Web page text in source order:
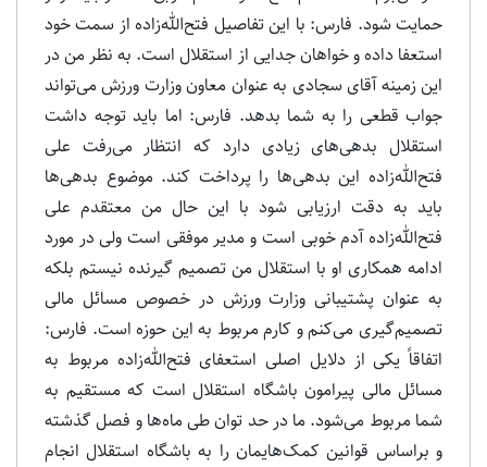
حمایت شود. فارس: با این تفاصیل فتح‌الله‌زاده از سمت خود
استعفا داده و خواهان جدایی از استقلال است. به نظر من در
این زمینه آقای سجادی به عنوان معاون وزارت ورزش می‌تواند
جواب قطعی را به شما بدهد. فارس: اما باید توجه داشت
استقلال بدهی‌های زیادی دارد که انتظار می‌رفت علی
فتح‌الله‌زاده این بدهی‌ها را پرداخت کند. موضوع بدهی‌ها
باید به دقت ارزیابی شود با این حال من معتقدم علی
فتح‌الله‌زاده آدم خوبی است و مدیر موفقی است ولی در مورد
ادامه همکاری او با استقلال من تصمیم گیرنده نیستم بلکه
به عنوان پشتیبانی وزارت ورزش در خصوص مسائل مالی
تصمیم‌‌گیری می‌کنم و کارم مربوط به این حوزه است. فارس:
اتفاقاً یکی از دلایل اصلی استعفای فتح‌الله‌زاده مربوط به
مسائل مالی پیرامون باشگاه استقلال است که مستقیم به
شما مربوط می‌شود. ما در حد توان طی ماه‌ها و فصل گذشته
و براساس قوانین کمک‌هایمان را به باشگاه استقلال انجام